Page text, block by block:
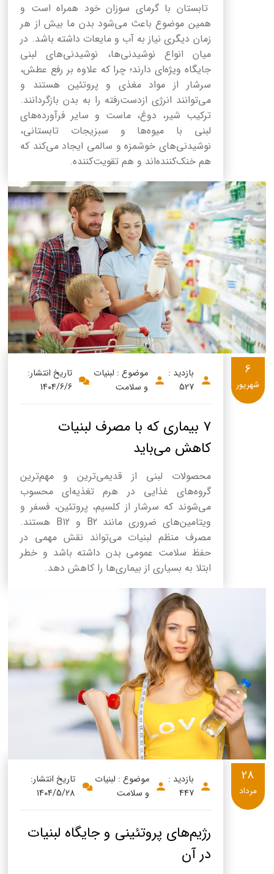
تابستان با گرمای سوزان خود همراه است و
همین موضوع باعث می‌شود بدن ما بیش از هر
زمان دیگری نیاز به آب و مایعات داشته باشد. در
میان انواع نوشیدنی‌ها، نوشیدنی‌های لبنی
جایگاه ویژه‌ای دارند؛ چرا که علاوه بر رفع عطش،
سرشار از مواد مغذی و پروتئین هستند و
می‌توانند انرژی ازدست‌رفته را به بدن بازگردانند.
ترکیب شیر، دوغ، ماست و سایر فرآورده‌های
لبنی با میوه‌ها و سبزیجات تابستانی،
نوشیدنی‌های خوشمزه و سالمی ایجاد می‌کند که
هم خنک‌کننده‌اند و هم تقویت‌کننده.
بازدید :
527
موضوع : لبنیات
و سلامت
تاریخ انتشار:
1404/6/6
7 بیماری که با مصرف لبنیات
کاهش می‌باید
محصولات لبنی از قدیمی‌ترین و مهم‌ترین
گروه‌های غذایی در هرم تغذیه‌ای محسوب
می‌شوند که سرشار از کلسیم، پروتئین، فسفر و
ویتامین‌های ضروری مانند B2 و B12 هستند.
مصرف منظم لبنیات می‌تواند نقش مهمی در
حفظ سلامت عمومی بدن داشته باشد و خطر
ابتلا به بسیاری از بیماری‌ها را کاهش دهد.
6
شهریور
بازدید :
447
موضوع : لبنیات
و سلامت
تاریخ انتشار:
1404/5/28
رژیم‌های پروتئینی و جایگاه لبنیات
در آن
28
مرداد